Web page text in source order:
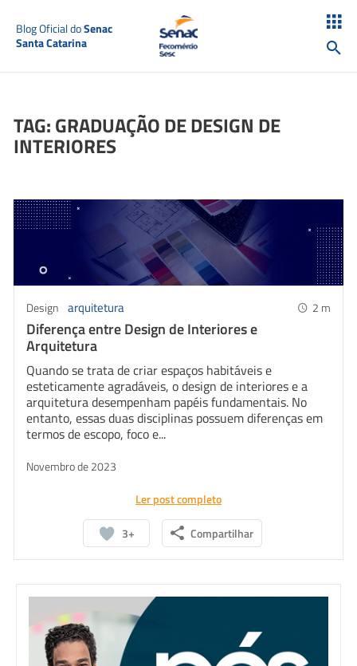
Blog Oficial doSenac
Santa Catarina
TAG: GRADUAÇÃO DE DESIGN DE
INTERIORES
Design arquitetura 2 m
Diferença entre Design de Interiores e
Arquitetura
Quando se trata de criar espaços habitáveis e
esteticamente agradáveis, o design de interiores e a
arquitetura desempenham papéis fundamentais. No
entanto, essas duas disciplinas possuem diferenças em
termos de escopo, foco e...
Novembro de 2023
3+ Compartilhar
Ler post completo